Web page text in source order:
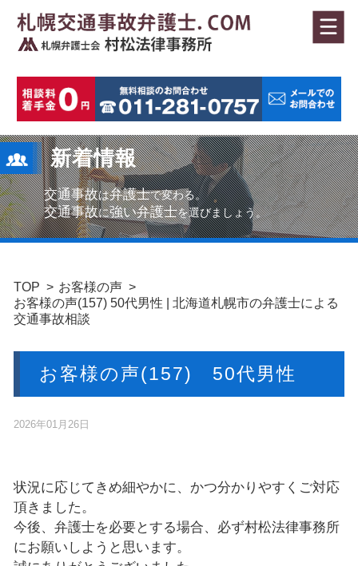
新着情報
交通事故は弁護士で変わる。
交通事故に強い弁護士を選びましょう。
TOP
お客様の声
お客様の声(157) 50代男性 | 北海道札幌市の弁護士による
交通事故相談
お客様の声(157) 50代男性
2026年01月26日
状況に応じてきめ細やかに、かつ分かりやすくご対応
頂きました。
今後、弁護士を必要とする場合、必ず村松法律事務所
にお願いしようと思います。